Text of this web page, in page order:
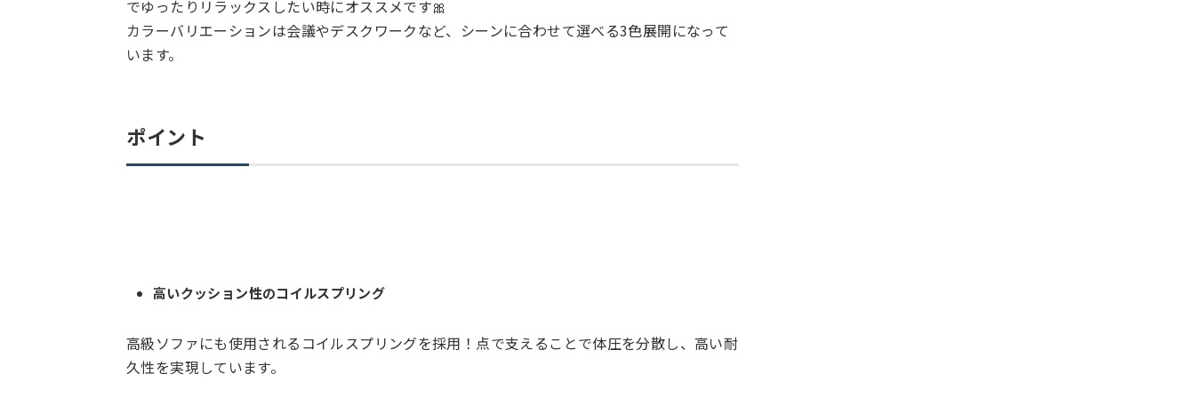
でゆったりリラックスしたい時にオススメです🎀
カラーバリエーションは会議やデスクワークなど、シーンに合わせて選べる3色展開になって
います。
ポイント
高いクッション性のコイルスプリング
高級ソファにも使用されるコイルスプリングを採用！点で支えることで体圧を分散し、高い耐
久性を実現しています。